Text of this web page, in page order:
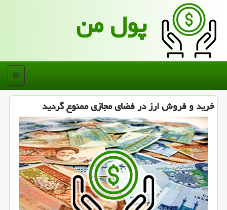
پول من
منو
خرید و فروش ارز در فضای مجازی ممنوع گردید